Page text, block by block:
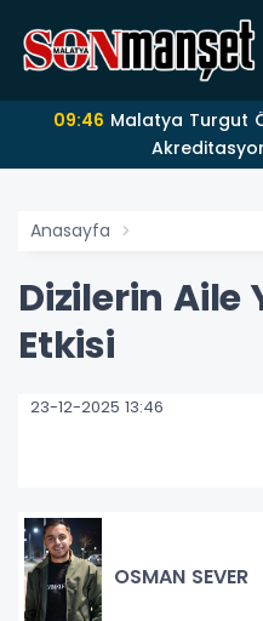
09:46
Anasayfa
Dizilerin Aile
Etkisi
23-12-2025 13:46
OSMAN SEVER